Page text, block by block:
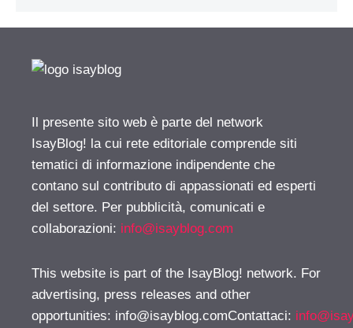
Il presente sito web è parte del network
IsayBlog! la cui rete editoriale comprende siti
tematici di informazione indipendente che
contano sul contributo di appassionati ed esperti
del settore. Per pubblicità, comunicati e
collaborazioni: info@isayblog.com
This website is part of the IsayBlog! network. For
advertising, press releases and other
opportunities: info@isayblog.comContattaci: